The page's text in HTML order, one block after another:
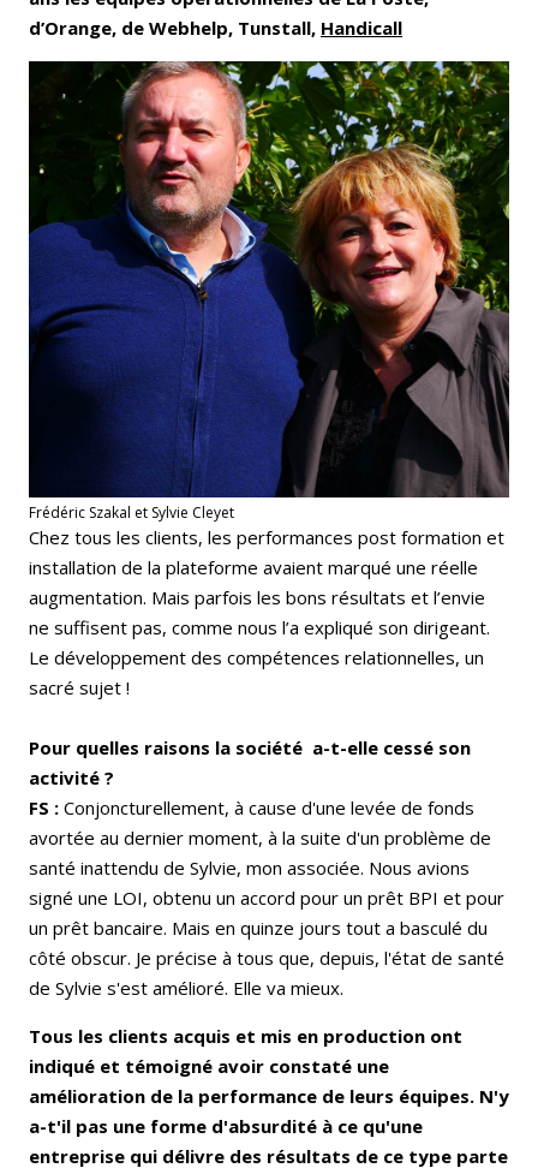
d’Orange, de Webhelp, Tunstall, Handicall
Frédéric Szakal et Sylvie Cleyet
Chez tous les clients, les performances post formation et
installation de la plateforme avaient marqué une réelle
augmentation. Mais parfois les bons résultats et l’envie
ne suffisent pas, comme nous l’a expliqué son dirigeant.
Le développement des compétences relationnelles, un
sacré sujet !
Pour quelles raisons la société a-t-elle cessé son
activité ?
FS : Conjoncturellement, à cause d'une levée de fonds
avortée au dernier moment, à la suite d'un problème de
santé inattendu de Sylvie, mon associée. Nous avions
signé une LOI, obtenu un accord pour un prêt BPI et pour
un prêt bancaire. Mais en quinze jours tout a basculé du
côté obscur. Je précise à tous que, depuis, l'état de santé
de Sylvie s'est amélioré. Elle va mieux.
Tous les clients acquis et mis en production ont
indiqué et témoigné avoir constaté une
amélioration de la performance de leurs équipes. N'y
a-t'il pas une forme d'absurdité à ce qu'une
entreprise qui délivre des résultats de ce type parte